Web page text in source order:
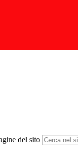
del sito